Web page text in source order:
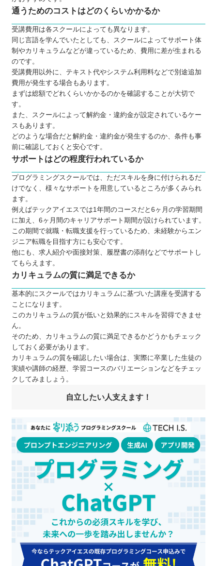
通うためのコストはどのくらいかかるか
受講費用は各スクールによっても異なります。
同じ言語を学んでいたとしても、スクールによってサポート体
制やカリキュラムなどが違っているため、費用に差が生まれる
のです。
受講費用以外に、テキスト代やシステム利用料などで別途追加
費用が発生する場合もあります。
まずは総額でどれくらいかかるのかを確認することが大切で
す。
また、スクールによって解約金・違約金が設定されているケー
スもあります。
どのような場合だと解約金・違約金が発生するのか、条件も事
前に確認しておくと安心です。
サポートはどの程度行われているか
プログラミングスクールでは、ただスキルを身に付けられるだ
けでなく、様々なサポートを用意しているところが多くみられ
ます。
例えばテックアイエスでは1年間のコースだと6ヶ月の学習期間
に加え、6ヶ月間のキャリアサポート期間が設けられています。
この期間で就職・転職支援を行っているため、未経験からエン
ジニア転職を目指す方にも安心です。
他にも、求人紹介や面接対策、履歴書の添削などでサポートし
てもらえます。
カリキュラムの質に満足できるか
基本的にスクールではカリキュラムに基づいた講座を受講する
ことになります。
このカリキュラムの質が低いと効果的にスキルを習得できませ
ん。
そのため、カリキュラムの質に満足できるかどうかもチェック
しておく必要があります。
カリキュラムの質を確認したい場合は、実際に卒業した生徒の
実績や講師の経歴、学習コースのバリエーションなどをチェッ
クしてみましょう。
自立したい人支えます！